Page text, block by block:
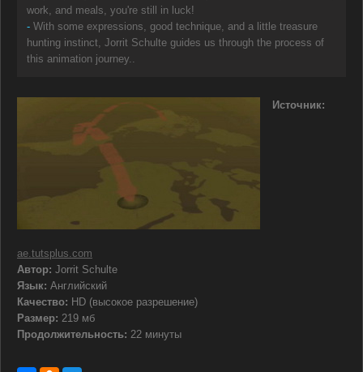
work, and meals, you're still in luck!
- With some expressions, good technique, and a little treasure
hunting instinct, Jorrit Schulte guides us through the process of
this animation journey..
Источник:
ae.tutsplus.com
Автор: Jorrit Schulte
Язык: Английский
Качество: HD (высокое разрешение)
Размер: 219 мб
Продолжительность: 22 минуты